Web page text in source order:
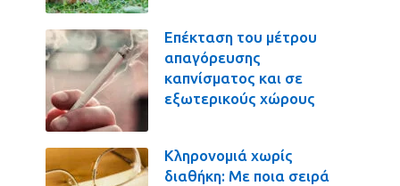
Επέκταση του μέτρου
απαγόρευσης
καπνίσματος και σε
εξωτερικούς χώρους
Κληρονομιά χωρίς
διαθήκη: Με ποια σειρά